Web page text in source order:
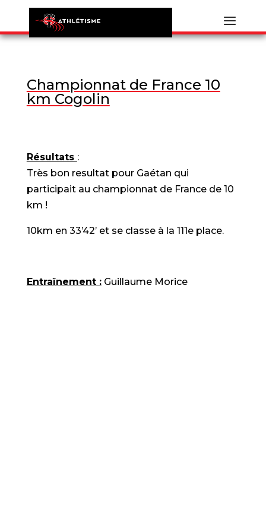
Championnat de France 10
km Cogolin
Résultats :
Très bon resultat pour Gaétan qui
participait au championnat de France de 10
km !
10km en 33’42’ et se classe à la 111e place.
Entraînement :Guillaume Morice